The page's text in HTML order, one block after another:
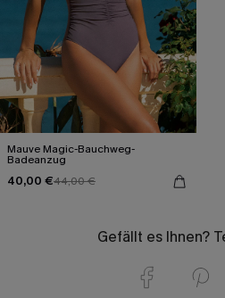
Mauve Magic-Bauchweg-
Badeanzug
40,00 €44,00 €
Gefällt es Ihnen?